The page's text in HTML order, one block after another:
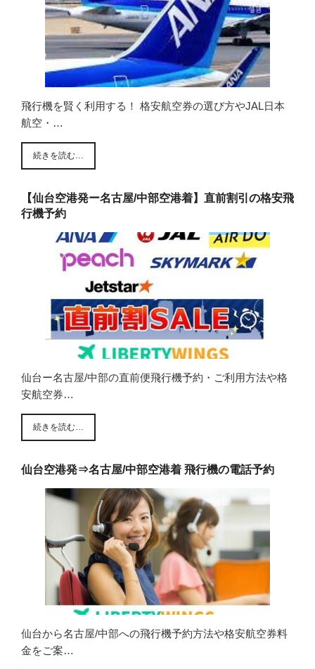
飛行機を賢く利用する！ 格安航空券の選び方やJAL日本
航空・…
続きを読む…
【仙台空港発ー名古屋/中部空港着】直前割引の格安飛
行機予約
仙台ー名古屋/中部の直前便飛行機予約・ご利用方法や格
安航空券…
続きを読む…
仙台空港発⇒名古屋/中部空港着 飛行機の電話予約
仙台から名古屋/中部への飛行機予約方法や格安航空券料
金をご案…